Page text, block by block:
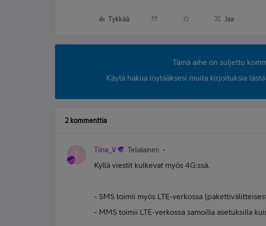
Tykkää Jaa
Tämä aihe on suljettu
Käytä hakua löytääksesi muita kirjoituksia
2 kommenttia
T Tiina_V Telialainen
Kyllä viestit kulkevat myös 4G:ssä.
- SMS toimii myös LTE-verkossa
- MMS toimii LTE-verkossa samoilla asetuksilla